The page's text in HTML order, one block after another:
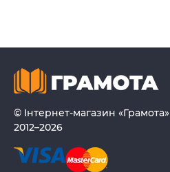
© Інтернет-магазин «Грамота»
2012–2026